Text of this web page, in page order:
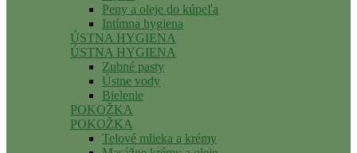
Peny a oleje do kúpeľa
Intímna hygiena
ÚSTNA HYGIENA
ÚSTNA HYGIENA
Zubné pasty
Ústne vody
Bielenie
POKOŽKA
POKOŽKA
Telové mlieka a krémy